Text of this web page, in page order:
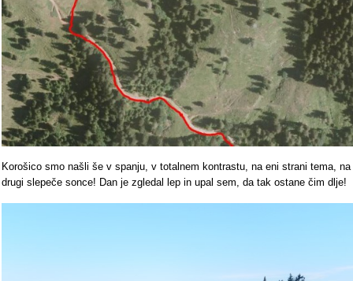
Korošico smo našli še v spanju, v totalnem kontrastu, na eni strani tema, na
drugi slepeče sonce! Dan je zgledal lep in upal sem, da tak ostane čim dlje!